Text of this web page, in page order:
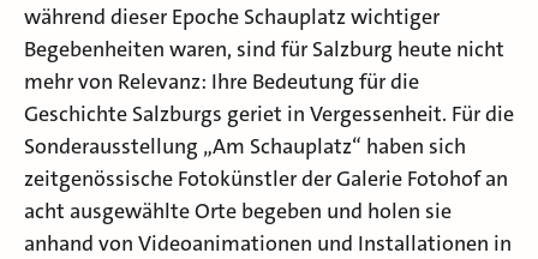
während dieser Epoche Schauplatz wichtiger
Begebenheiten waren, sind für Salzburg heute nicht
mehr von Relevanz: Ihre Bedeutung für die
Geschichte Salzburgs geriet in Vergessenheit. Für die
Sonderausstellung „Am Schauplatz“ haben sich
zeitgenössische Fotokünstler der Galerie Fotohof an
acht ausgewählte Orte begeben und holen sie
anhand von Videoanimationen und Installationen in